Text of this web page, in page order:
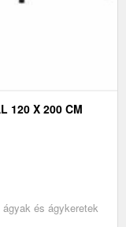
120 X 200 CM
és ágykeretek